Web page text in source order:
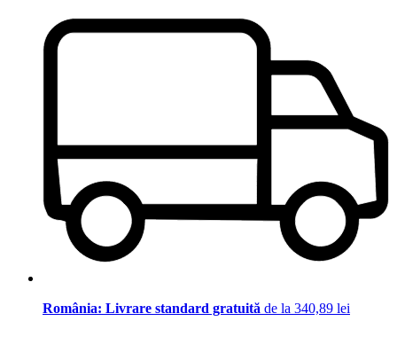
România: Livrare standard gratuită de la 340,89 lei